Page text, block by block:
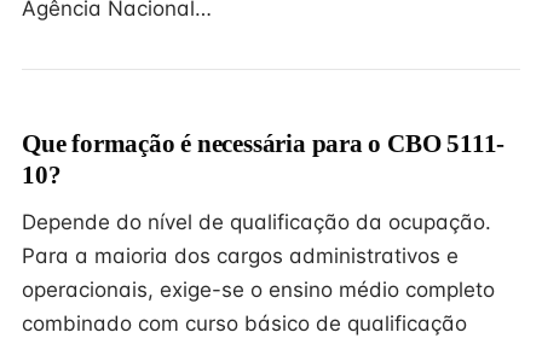
Agência Nacional…
Que formação é necessária para o CBO 5111-
10?
Depende do nível de qualificação da ocupação.
Para a maioria dos cargos administrativos e
operacionais, exige-se o ensino médio completo
combinado com curso básico de qualificação